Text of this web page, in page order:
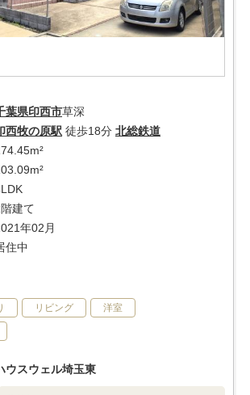
葉県印西市草深
西牧の原駅 徒歩18分 北総鉄道
建て
年02月
住中
リビング 洋室
ウスウェル埼玉東